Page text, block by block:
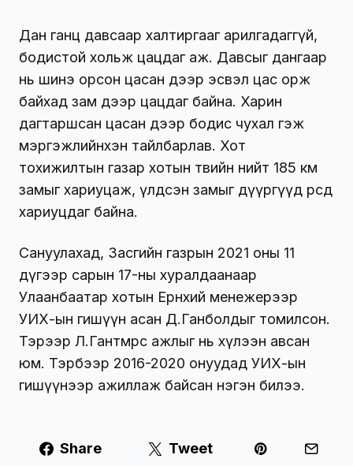
Дан ганц давсаар халтиргааг арилгадаггүй,
бодистой хольж цацдаг аж. Давсыг дангаар
нь шинэ орсон цасан дээр эсвэл цас орж
байхад зам дээр цацдаг байна. Харин
дагтаршсан цасан дээр бодис чухал гэж
мэргэжлийнхэн тайлбарлав. Хот
тохижилтын газар хотын төвийн нийт 185 км
замыг хариуцаж, үлдсэн замыг дүүргүүд өөрсдөө
хариуцдаг байна.
Сануулахад, Засгийн газрын 2021 оны 11
дүгээр сарын 17-ны хуралдаанаар
Улаанбаатар хотын Ерөнхий менежерээр
УИХ-ын гишүүн асан Д.Ганболдыг томилсон.
Тэрээр Л.Гантөмөрөөс ажлыг нь хүлээн авсан
юм. Тэрбээр 2016-2020 онуудад УИХ-ын
гишүүнээр ажиллаж байсан нэгэн билээ.
Share Tweet